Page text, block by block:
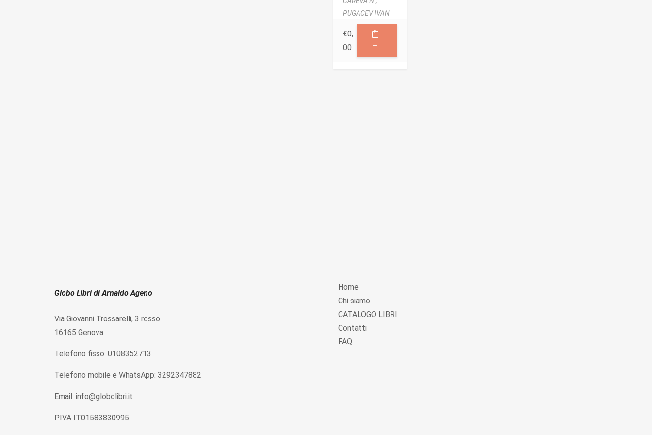
PUGACEV IVAN
€0,
00
Globo Libri di Arnaldo Ageno
Via Giovanni Trossarelli, 3 rosso
16165 Genova
Telefono fisso: 0108352713
Telefono mobile e WhatsApp: 3292347882
Email: info@globolibri.it
P.IVA IT01583830995
Home
Chi siamo
CATALOGO LIBRI
Contatti
FAQ